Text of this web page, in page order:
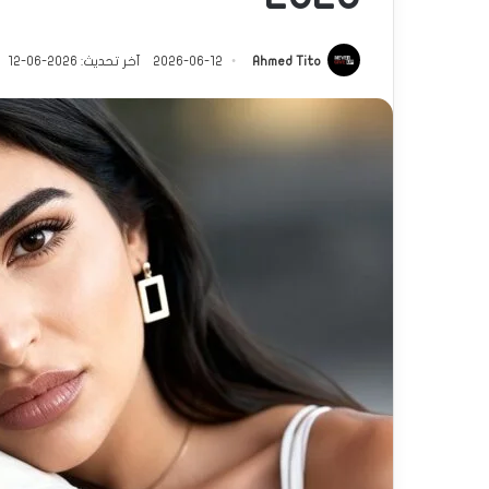
Ahmed Tito
2026-06-12 آخر تحديث: 2026-06-12